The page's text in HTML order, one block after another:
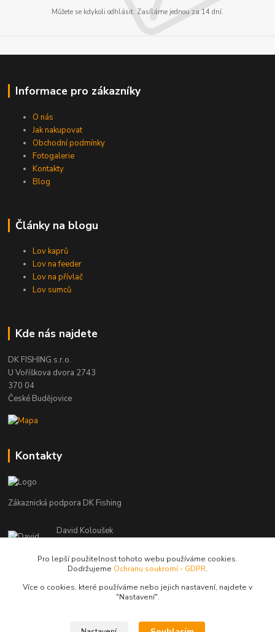
Můžete se kdykoli odhlásit. Zasíláme jednou za 14 dní.
Informace pro zákazníky
O nás
Jak nakupovat
Obchodní podmínky
Fotogalerie
Kontakty
Blog
Články na blogu
Lov kaprů
Lov na feeder
Lov na přívlač
Lov sumců
Kde nás najdete
DK FISHING s.r.o.
U Voříškova dvora 2743
370 04
České Budějovice
Kontakty
Zákaznická podpora DK Fishing
David Koloušek
(Po-Pá, 7-18 hod.)
Pro lepší použitelnost tohoto webu používáme cookies.
Dodržujeme Ochranu soukromí - GDPR.
Více o cookies, které používáme nebo jejich nastavení, najdete v
"Nastavení".